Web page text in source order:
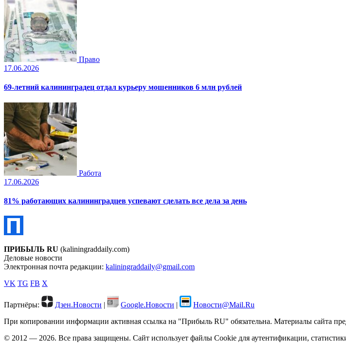
Право
17.06.2026
69-летний калининградец отдал курьеру мошенников 6 млн рублей
Работа
17.06.2026
81% работающих калининградцев успевают сделать все дела за день
ПРИБЫЛЬ RU (kaliningraddaily.com)
Деловые новости
Электронная почта редакции: kaliningraddaily@gmail.com
VK TG FB X
Партнёры: Дзен.Новости | Google.Новости |
Новости@Mail.Ru
При копировании информации активная ссылка на "Прибыль RU" обязательна. Материалы сайта
© 2012 — 2026. Все права защищены. Сайт использует файлы Cookie для аутентификации,